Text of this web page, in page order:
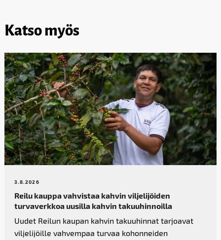
Katso myös
3.8.2026
Reilu kauppa vahvistaa kahvin­ viljelijöiden
turvaverkkoa uusilla kahvin takuuhinnoilla
Uudet Reilun kaupan kahvin takuuhinnat tarjoavat
viljelijöille vahvempaa turvaa kohonneiden